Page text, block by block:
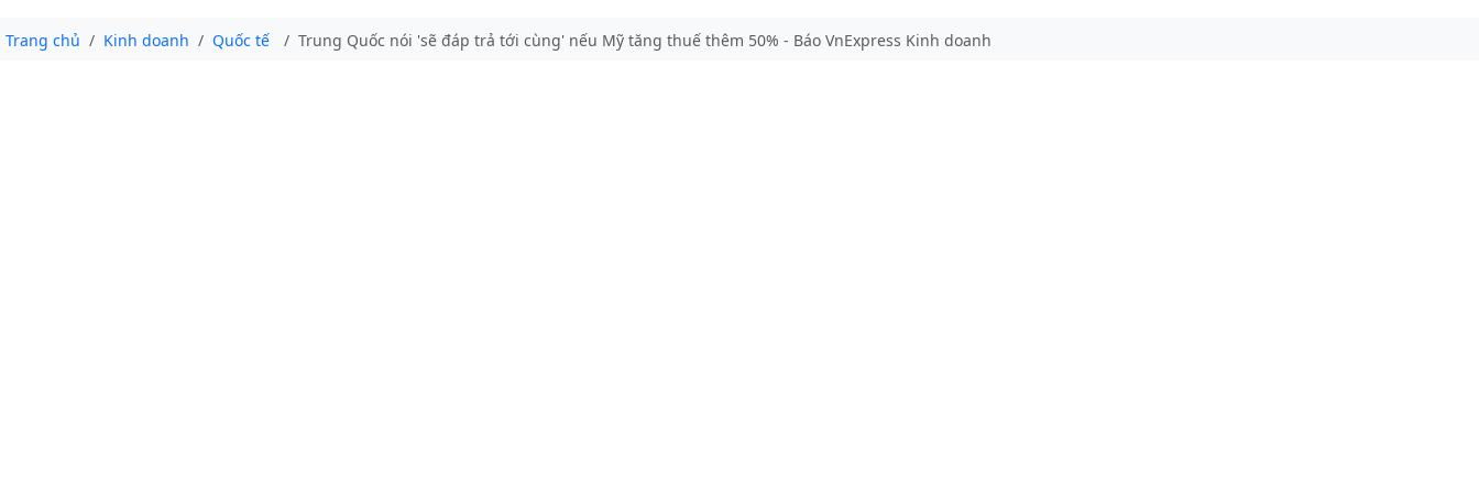
Trang chủ Kinh doanh Quốc tế Trung Quốc nói 'sẽ đáp trả tới cùng' nếu Mỹ tăng thuế thêm 50% - Báo VnExpress Kinh doanh